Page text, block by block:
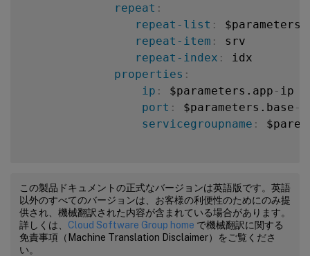
repeat :
repeat-list :
repeat-item :
srv
repeat-index :
idx
properties :
ip : $parameters.app - ip
port : $parameters.base -
servicegroupname :
この製品ドキュメントの正式なバージョンは英語版です。英語
以外のすべてのバージョンは、お客様の利便性のためにのみ提
供され、機械翻訳された内容が含まれている場合があります。
詳しくは、 Cloud Software Group home で機械翻訳に関する
免責事項（Machine Translation Disclaimer）をご覧くださ
い。